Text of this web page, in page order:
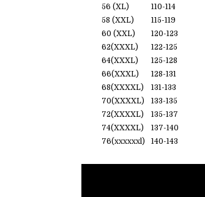
56 (XL)
110-114
58 (XXL)
115-119
60 (XXL)
120-123
62(XXXL)
122-125
64(XXXL)
125-128
66(XXXL)
128-131
68(XXXXL)
131-133
70(XXXXL)
133-135
72(XXXXL)
135-137
74(XXXXL)
137-140
76(xxxxxxl)
140-143